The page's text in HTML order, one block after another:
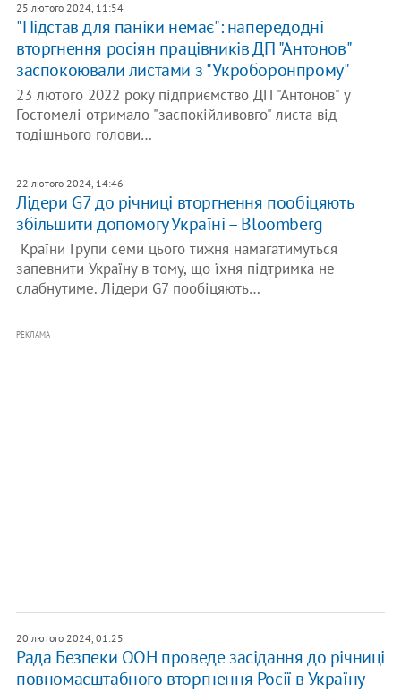
25 лютого 2024, 11:54
"Підстав для паніки немає": напередодні
вторгнення росіян працівників ДП "Антонов"
заспокоювали листами з "Укроборонпрому"
23 лютого 2022 року підприємство ДП "Антонов" у
Гостомелі отримало "заспокійливовго" листа від
тодішнього голови…
22 лютого 2024, 14:46
Лідери G7 до річниці вторгнення пообіцяють
збільшити допомогу Україні – Bloomberg
Країни Групи семи цього тижня намагатимуться
запевнити Україну в тому, що їхня підтримка не
слабнутиме. Лідери G7 пообіцяють…
РЕКЛАМА
20 лютого 2024, 01:25
Рада Безпеки ООН проведе засідання до річниці
повномасштабного вторгнення Росії в Україну